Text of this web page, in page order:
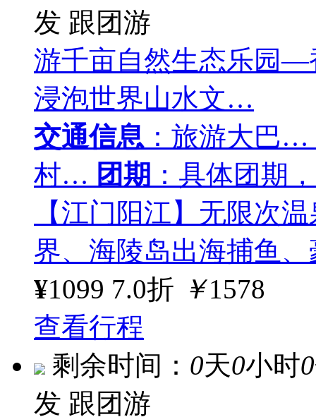
发 跟团游
游千亩自然生态乐园—
浸泡世界山水文…
交通信息 ：旅游大巴…
村… 团期 ：具体团期
【江门阳江】无限次
界、海陵岛出海捕鱼
¥1099 7.0折 ￥1578
查看行程
剩余时间： 0天0小时0
发 跟团游